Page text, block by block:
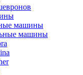
машины
машины